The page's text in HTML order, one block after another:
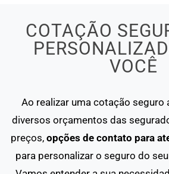
COTAÇÃO
VOCÊ
Ao realizar uma cotação seguro
diversos orçamentos das
preços, opções de contato para
para personalizar o seguro do